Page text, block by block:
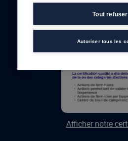
Afficher notre
Tout refuser
Autoriser tous les